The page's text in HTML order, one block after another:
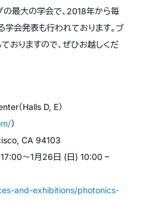
最大の学会で、 2018年から毎
学会発表も行われております。ブ
おりますので、ぜひお越しくだ
（Halls D, E）
）
CA 94103
17:00〜1月26日 (日) 10:00 –
and-exhibitions/photonics-